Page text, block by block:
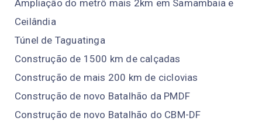
Ampliação do metrô mais 2km em Samambaia e
Ceilândia
Túnel de Taguatinga
Construção de 1500 km de calçadas
Construção de mais 200 km de ciclovias
Construção de novo Batalhão da PMDF
Construção de novo Batalhão do CBM-DF